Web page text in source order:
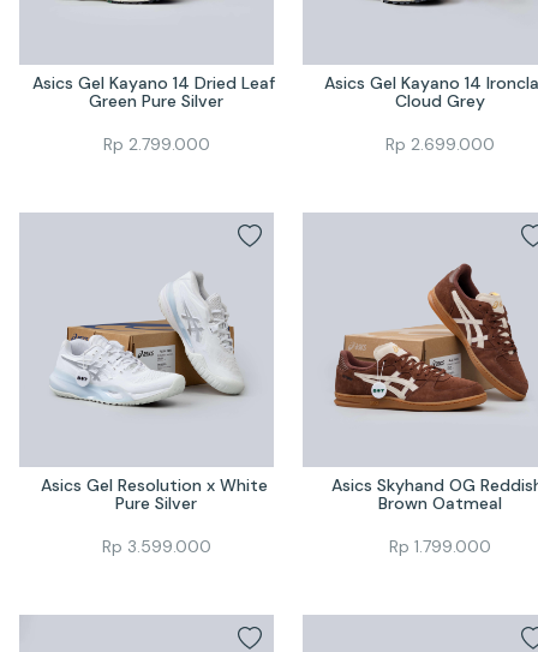
Asics Gel Kayano 14 Dried Leaf
Green Pure Silver
Rp 2.799.000
Asics Gel Kayano 14
Cloud Grey
Rp 2.699.000
Asics Gel Resolution x White
Pure Silver
Rp 3.599.000
Asics Skyhand OG
Brown Oatmeal
Rp 1.799.000